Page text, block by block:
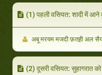
(1) पहली वसियत: शादी में
अबू मरयम मजदी फ़तह़ी अल
(2) दूसरी वसियत: सुहागरात